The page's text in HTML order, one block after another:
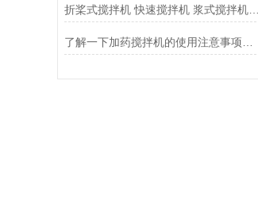
折桨式搅拌机 快速搅拌机 浆式搅拌机 加药搅拌机优势